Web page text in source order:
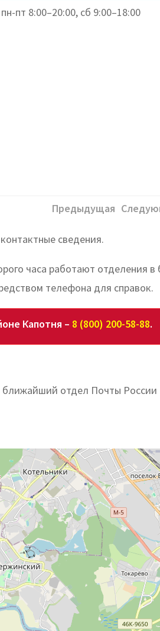
пн-пт 8:00–20:00, сб 9:00–18:00
Предыдущая
сведения.
часа работают отделения в
телефона для справок.
Капотня – 8 (800) 200-58-88.
ближайший отдел Почты России